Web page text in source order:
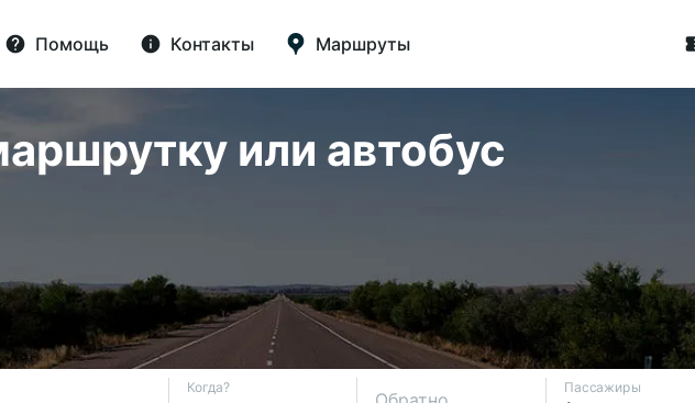
Помощь Контакты Маршруты
или автобус
Когда? Пассажиры